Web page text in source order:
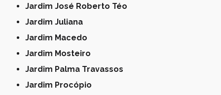
Jardim José Roberto Téo
Jardim Juliana
Jardim Macedo
Jardim Mosteiro
Jardim Palma Travassos
Jardim Procópio